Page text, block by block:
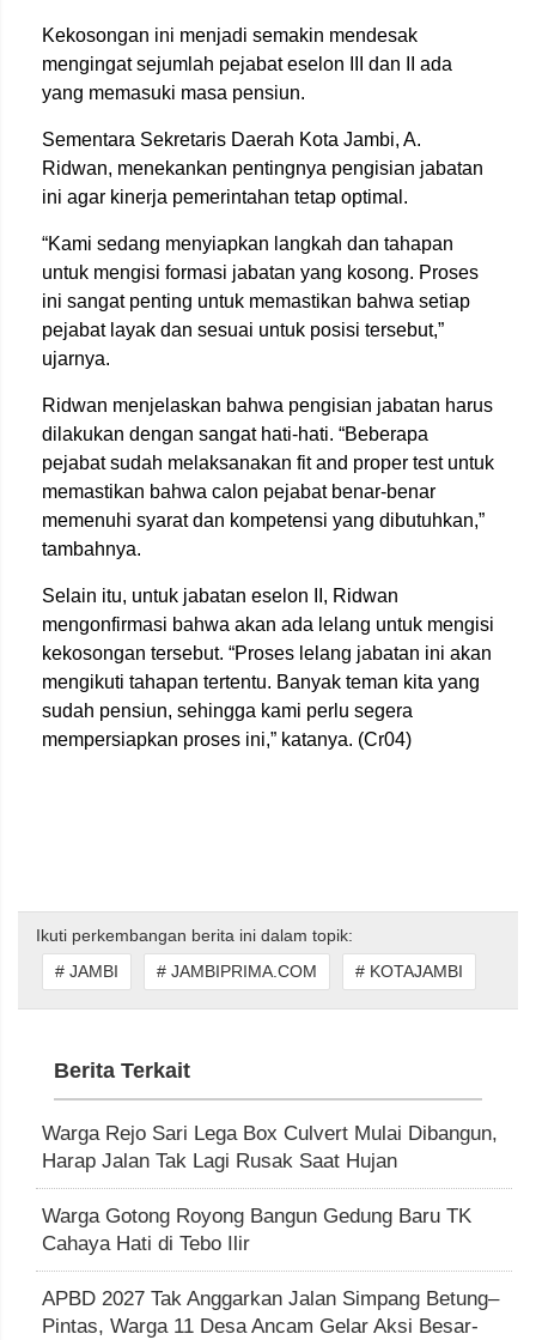
Kekosongan ini menjadi semakin mendesak
mengingat sejumlah pejabat eselon III dan II ada
yang memasuki masa pensiun.
Sementara Sekretaris Daerah Kota Jambi, A.
Ridwan, menekankan pentingnya pengisian jabatan
ini agar kinerja pemerintahan tetap optimal.
“Kami sedang menyiapkan langkah dan tahapan
untuk mengisi formasi jabatan yang kosong. Proses
ini sangat penting untuk memastikan bahwa setiap
pejabat layak dan sesuai untuk posisi tersebut,”
ujarnya.
Ridwan menjelaskan bahwa pengisian jabatan harus
dilakukan dengan sangat hati-hati. “Beberapa
pejabat sudah melaksanakan fit and proper test untuk
memastikan bahwa calon pejabat benar-benar
memenuhi syarat dan kompetensi yang dibutuhkan,”
tambahnya.
Selain itu, untuk jabatan eselon II, Ridwan
mengonfirmasi bahwa akan ada lelang untuk mengisi
kekosongan tersebut. “Proses lelang jabatan ini akan
mengikuti tahapan tertentu. Banyak teman kita yang
sudah pensiun, sehingga kami perlu segera
mempersiapkan proses ini,” katanya. (Cr04)
Ikuti perkembangan berita ini dalam topik:
# JAMBI
# JAMBIPRIMA.COM # KOTAJAMBI
Berita Terkait
Warga Rejo Sari Lega Box Culvert Mulai Dibangun,
Harap Jalan Tak Lagi Rusak Saat Hujan
Warga Gotong Royong Bangun Gedung Baru TK
Cahaya Hati di Tebo Ilir
APBD 2027 Tak Anggarkan Jalan Simpang Betung–
Pintas, Warga 11 Desa Ancam Gelar Aksi Besar-